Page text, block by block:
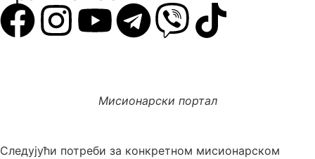
Мисионарски портал
Следујући потреби за конкретном мисионарском